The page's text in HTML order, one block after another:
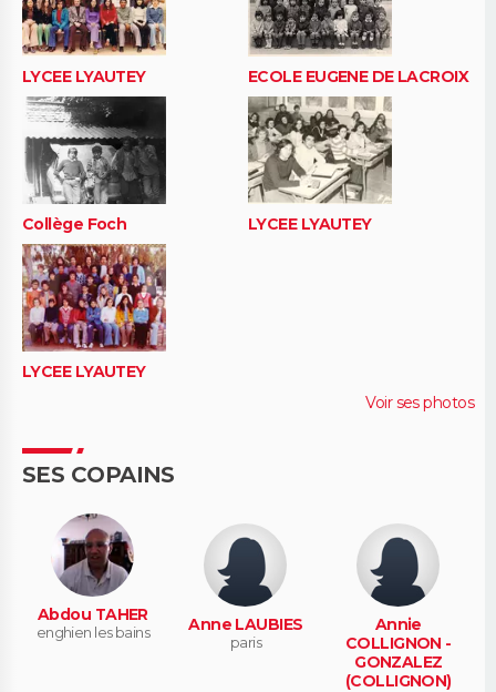
LYCEE LYAUTEY ECOLE EUGENE DE LACROIX
Collège Foch LYCEE LYAUTEY
LYCEE LYAUTEY
Voir ses photos
SES COPAINS
Abdou TAHER
enghien les bains Anne LAUBIES
paris
Annie
COLLIGNON -
GONZALEZ
(COLLIGNON)